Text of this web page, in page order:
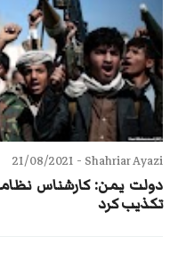
Shahriar Ayazi -
21/08/2021
دولت یمن: کارشناس
تکذیب کرد